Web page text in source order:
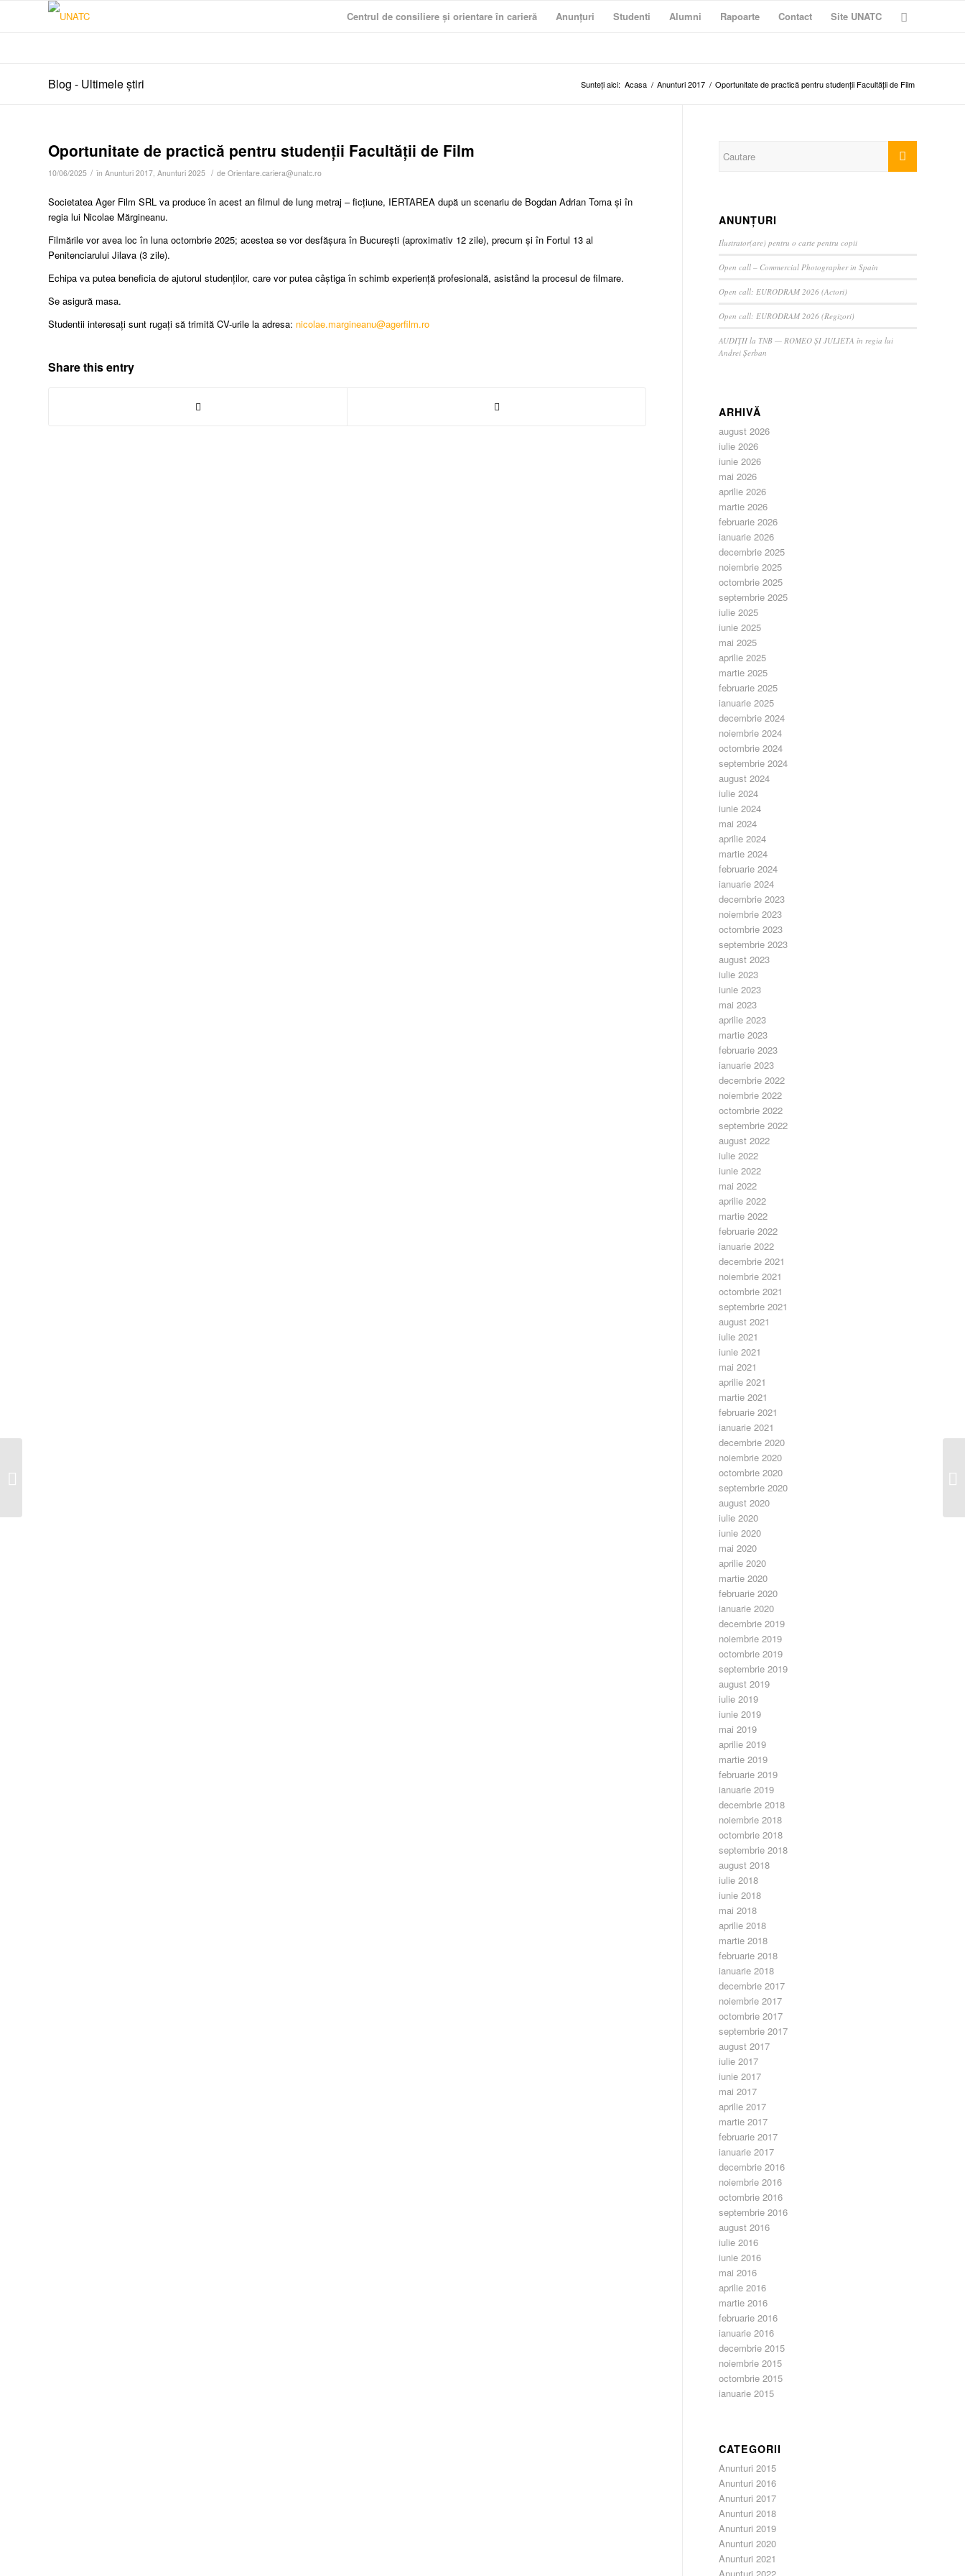
Centrul de consiliere și orientare în carieră Anunțuri Studenti Alumni Rapoarte Contact Site UNATC
Blog - Ultimele știri Sunteți aici: Acasa / Anunturi 2017 / Oportunitate de practică pentru studenții Facultății de Film
Oportunitate de practică pentru studenții Facultății de Film
10/06/2025 / în Anunturi 2017, Anunturi 2025 / de Orientare.cariera@unatc.ro
Societatea Ager Film SRL va produce în acest an filmul de lung metraj – ficțiune, IERTAREA după un scenariu de Bogdan Adrian Toma și în
regia lui Nicolae Mărgineanu.
Filmările vor avea loc în luna octombrie 2025; acestea se vor desfășura în București (aproximativ 12 zile), precum și în Fortul 13 al
Penitenciarului Jilava (3 zile).
Echipa va putea beneficia de ajutorul studenților, care vor putea câștiga în schimb experiență profesională, asistând la procesul de filmare.
Se asigură masa.
Studentii interesați sunt rugați să trimită CV-urile la adresa: nicolae.margineanu@agerfilm.ro
Share this entry
ANUNȚURI
Ilustrator(are) pentru o carte pentru copii
Open call – Commercial Photographer in Spain
Open call: EURODRAM 2026 (Actori)
Open call: EURODRAM 2026 (Regizori)
AUDIȚII la TNB — ROMEO ȘI JULIETA în regia lui
Andrei Șerban
ARHIVĂ
august 2026
iulie 2026
iunie 2026
mai 2026
aprilie 2026
martie 2026
februarie 2026
ianuarie 2026
decembrie 2025
noiembrie 2025
octombrie 2025
septembrie 2025
iulie 2025
iunie 2025
mai 2025
aprilie 2025
martie 2025
februarie 2025
ianuarie 2025
decembrie 2024
noiembrie 2024
octombrie 2024
septembrie 2024
august 2024
iulie 2024
iunie 2024
mai 2024
aprilie 2024
martie 2024
februarie 2024
ianuarie 2024
decembrie 2023
noiembrie 2023
octombrie 2023
septembrie 2023
august 2023
iulie 2023
iunie 2023
mai 2023
aprilie 2023
martie 2023
februarie 2023
ianuarie 2023
decembrie 2022
noiembrie 2022
octombrie 2022
septembrie 2022
august 2022
iulie 2022
iunie 2022
mai 2022
aprilie 2022
martie 2022
februarie 2022
ianuarie 2022
decembrie 2021
noiembrie 2021
octombrie 2021
septembrie 2021
august 2021
iulie 2021
iunie 2021
mai 2021
aprilie 2021
martie 2021
februarie 2021
ianuarie 2021
decembrie 2020
noiembrie 2020
octombrie 2020
septembrie 2020
august 2020
iulie 2020
iunie 2020
mai 2020
aprilie 2020
martie 2020
februarie 2020
ianuarie 2020
decembrie 2019
noiembrie 2019
octombrie 2019
septembrie 2019
august 2019
iulie 2019
iunie 2019
mai 2019
aprilie 2019
martie 2019
februarie 2019
ianuarie 2019
decembrie 2018
noiembrie 2018
octombrie 2018
septembrie 2018
august 2018
iulie 2018
iunie 2018
mai 2018
aprilie 2018
martie 2018
februarie 2018
ianuarie 2018
decembrie 2017
noiembrie 2017
octombrie 2017
septembrie 2017
august 2017
iulie 2017
iunie 2017
mai 2017
aprilie 2017
martie 2017
februarie 2017
ianuarie 2017
decembrie 2016
noiembrie 2016
octombrie 2016
septembrie 2016
august 2016
iulie 2016
iunie 2016
mai 2016
aprilie 2016
martie 2016
februarie 2016
ianuarie 2016
decembrie 2015
noiembrie 2015
octombrie 2015
ianuarie 2015
CATEGORII
Anunturi 2015
Anunturi 2016
Anunturi 2017
Anunturi 2018
Anunturi 2019
Anunturi 2020
Anunturi 2021